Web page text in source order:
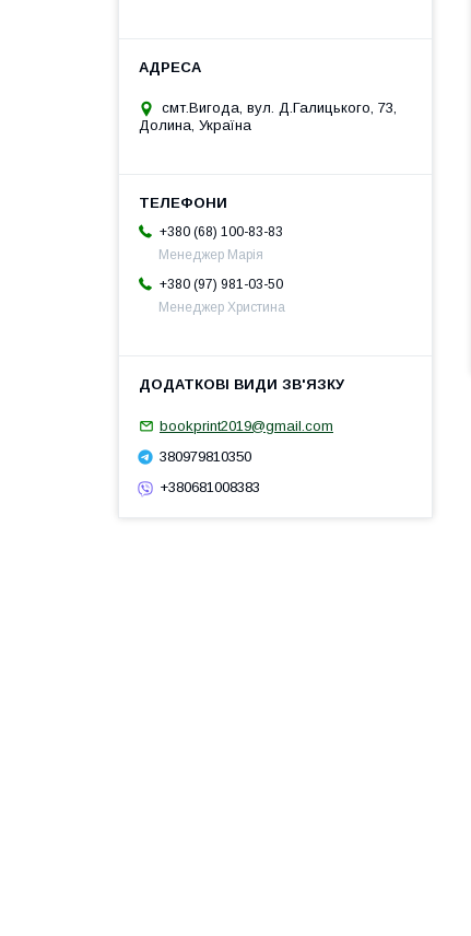
смт.Вигода, вул. Д.Галицького, 73,
Долина, Україна
+380 (68) 100-83-83
Менеджер Марія
+380 (97) 981-03-50
Менеджер Христина
bookprint2019@gmail.com
380979810350
+380681008383